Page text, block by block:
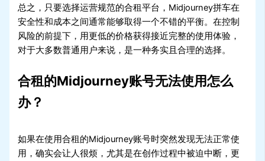
总之，只要选择运营规范的合租平台，Midjourney拼车在
安全性和成本之间通常能够取得一个不错的平衡。在控制
风险的前提下，用更低的价格获得接近完整的使用体验，
对于大多数普通用户来说，是一种务实且合理的选择。
合租的Midjourney账号无法使用怎么
办？
如果在使用合租的Midjourney账号时突然发现无法正常使
用，确实会让人很烦，尤其是在创作过程中被迫中断，更